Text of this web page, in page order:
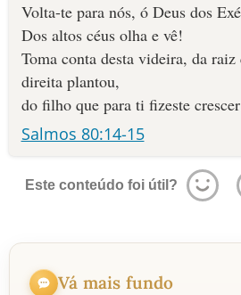
Volta-te para nós, ó Deus dos
Dos altos céus olha e vê!
Toma conta desta videira, da raiz
direita plantou,
do filho que para ti fizeste
Salmos 80:14-15
Este conteúdo foi útil?
Vá mais fundo